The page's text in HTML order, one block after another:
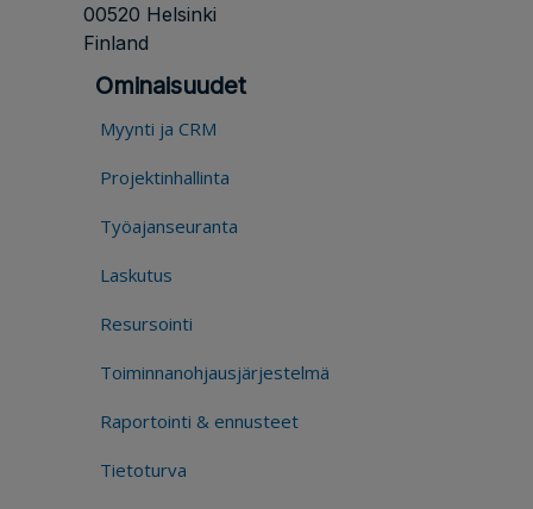
00520 Helsinki
Finland
Ominaisuudet
Myynti ja CRM
Projektinhallinta
Työajanseuranta
Laskutus
Resursointi
Toiminnanohjausjärjestelmä
Raportointi & ennusteet
Tietoturva